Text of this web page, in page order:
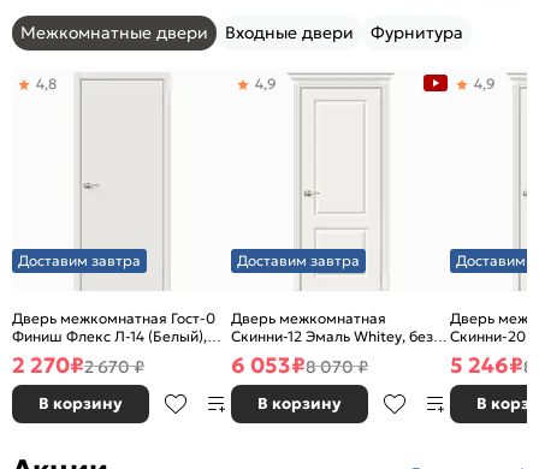
Межкомнатные двери Входные двери Фурнитура
Доставим завтра
Дверь межкомнатная Гост-0
Финиш Флекс Л-14 (Белый),
глухая, каркасно-щитовая
4,8
2 270₽2 670 ₽
В корзину
Доставим завтра
Дверь межкомнатная
Скинни-12 Эмаль Whitey, без
декора, глухая, без стекла,
без кромки, скиновая
4,9
6 053₽8 070 ₽
В корзину
Доставим
Дверь
Скинни-20
декора,
без кромки,
4,9
5 246₽8
В